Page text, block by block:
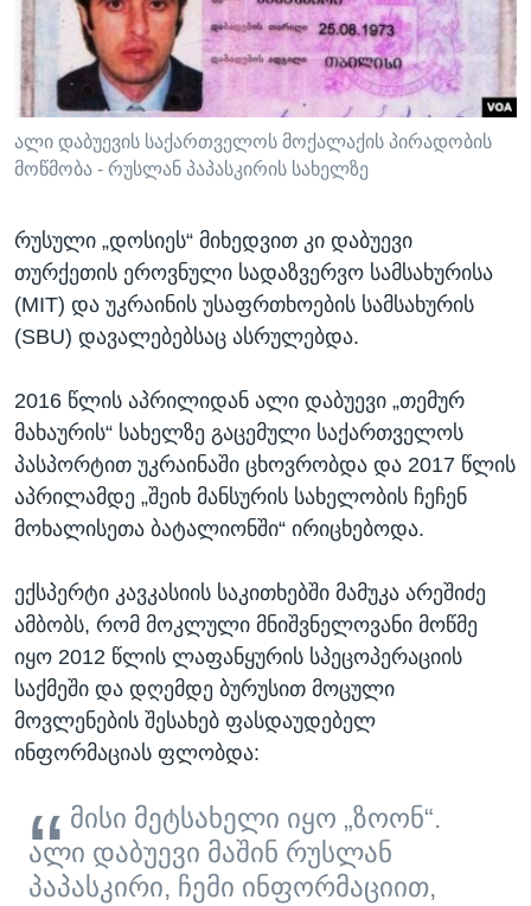
ალი დაბუევის საქართველოს მოქალაქის პირადობის
მოწმობა - რუსლან პაპასკირის სახელზე
რუსული „დოსიეს“ მიხედვით კი დაბუევი
თურქეთის ეროვნული სადაზვერვო სამსახურისა
(MIT) და უკრაინის უსაფრთხოების სამსახურის
(SBU) დავალებებსაც ასრულებდა.
2016 წლის აპრილიდან ალი დაბუევი „თემურ
მახაურის“ სახელზე გაცემული საქართველოს
პასპორტით უკრაინაში ცხოვრობდა და 2017 წლის
აპრილამდე „შეიხ მანსურის სახელობის ჩეჩენ
მოხალისეთა ბატალიონში“ ირიცხებოდა.
ექსპერტი კავკასიის საკითხებში მამუკა არეშიძე
ამბობს, რომ მოკლული მნიშვნელოვანი მოწმე
იყო 2012 წლის ლაფანყურის სპეცოპერაციის
საქმეში და დღემდე ბურუსით მოცული
მოვლენების შესახებ ფასდაუდებელ
ინფორმაციას ფლობდა:
მისი მეტსახელი იყო „ზოონ“.
ალი დაბუევი მაშინ რუსლან
პაპასკირი, ჩემი ინფორმაციით,